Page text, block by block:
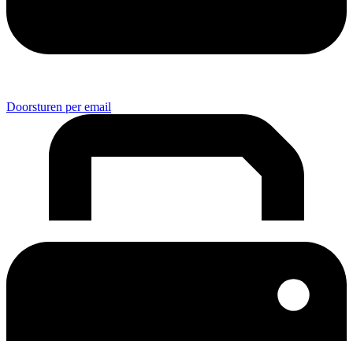
Doorsturen per email